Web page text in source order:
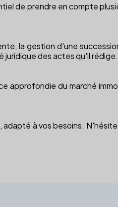
de prendre en compte
la gestion d'une
juridique des actes qu'il rédige.
approfondie du marché
à vos besoins.